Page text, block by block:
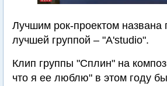
Лучшим рок-проектом названа
лучшей группой – "А'studio".
Клип группы "Сплин" на
что я ее люблю" в этом году